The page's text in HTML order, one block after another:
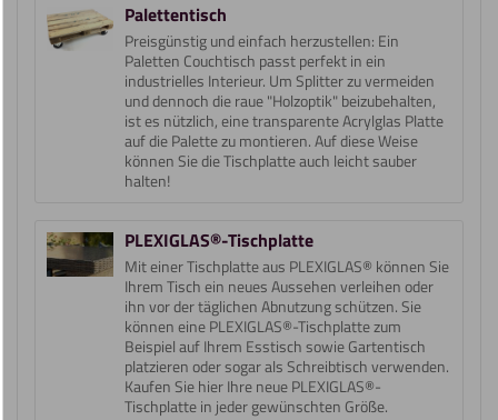
Palettentisch
Preisgünstig und einfach herzustellen: Ein
Paletten Couchtisch passt perfekt in ein
industrielles Interieur. Um Splitter zu vermeiden
und dennoch die raue "Holzoptik" beizubehalten,
ist es nützlich, eine transparente Acrylglas Platte
auf die Palette zu montieren. Auf diese Weise
können Sie die Tischplatte auch leicht sauber
halten!
PLEXIGLAS®-Tischplatte
Mit einer Tischplatte aus PLEXIGLAS® können Sie
Ihrem Tisch ein neues Aussehen verleihen oder
ihn vor der täglichen Abnutzung schützen. Sie
können eine PLEXIGLAS®-Tischplatte zum
Beispiel auf Ihrem Esstisch sowie Gartentisch
platzieren oder sogar als Schreibtisch verwenden.
Kaufen Sie hier Ihre neue PLEXIGLAS®-
Tischplatte in jeder gewünschten Größe.